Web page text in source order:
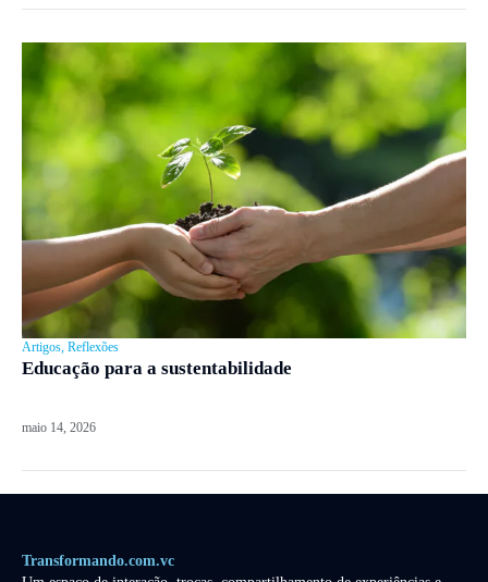
Artigos Reflexões
Educação para a sustentabilidade
maio 14, 2026
Transformando.com.vc